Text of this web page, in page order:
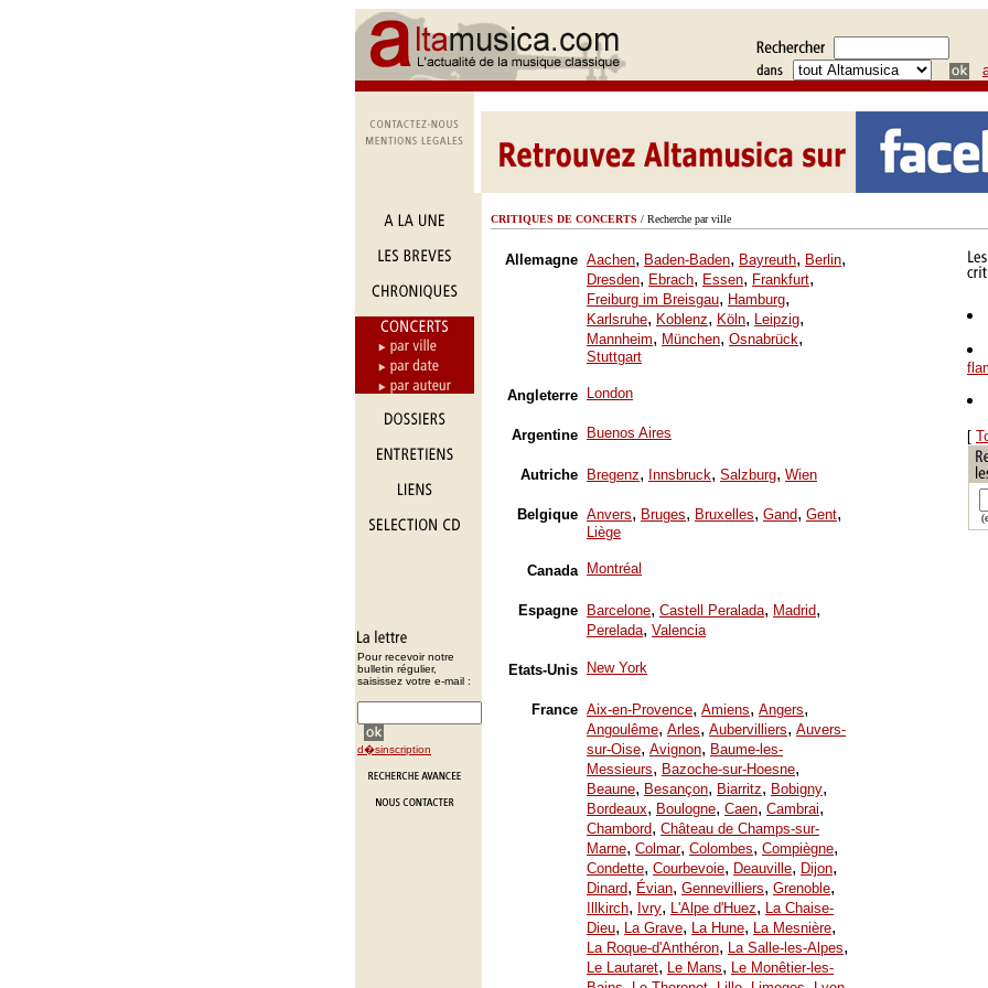
Pour recevoir notre
bulletin régulier,
saisissez votre e-mail :
d�sinscription
CRITIQUES DE CONCERTS / Recherche par ville
Allemagne Aachen, Baden-Baden, Bayreuth, Berlin,
Dresden, Ebrach, Essen, Frankfurt,
Freiburg im Breisgau, Hamburg,
Karlsruhe, Koblenz, Köln, Leipzig,
Mannheim, München, Osnabrück,
Stuttgart
Angleterre London
Argentine Buenos Aires
Autriche Bregenz, Innsbruck, Salzburg, Wien
Belgique Anvers, Bruges, Bruxelles, Gand, Gent,
Liège
Canada Montréal
Espagne Barcelone, Castell Peralada, Madrid,
Perelada, Valencia
Etats-Unis New York
France Aix-en-Provence, Amiens, Angers,
Angoulême, Arles, Aubervilliers, Auvers-
sur-Oise, Avignon, Baume-les-
Messieurs, Bazoche-sur-Hoesne,
Beaune, Besançon, Biarritz, Bobigny,
Bordeaux, Boulogne, Caen, Cambrai,
Chambord, Château de Champs-sur-
Marne, Colmar, Colombes, Compiègne,
Condette, Courbevoie, Deauville, Dijon,
Dinard, Évian, Gennevilliers, Grenoble,
Illkirch, Ivry, L'Alpe d'Huez, La Chaise-
Dieu, La Grave, La Hune, La Mesnière,
La Roque-d'Anthéron, La Salle-les-Alpes,
Le Lautaret, Le Mans, Le Monêtier-les-
[